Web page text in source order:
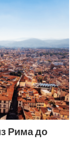
Рима до